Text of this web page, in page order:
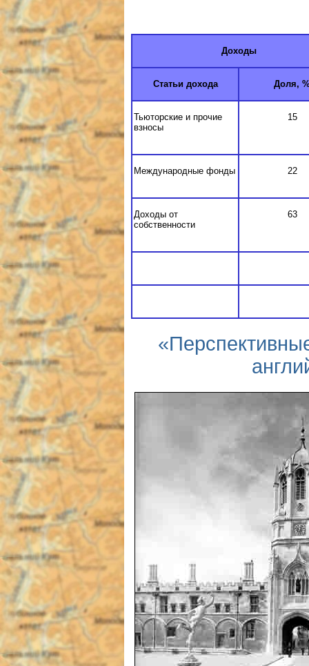
Доходы
Статьи дохода Доля,
Тьюторские и прочие
взносы
15
Международные фонды 22
Доходы от
собственности
63